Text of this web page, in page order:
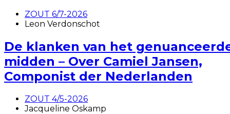
ZOUT 6/7-2026
Leon Verdonschot
De klanken van het
midden – Over Camiel Jansen,
Componist der Nederlanden
ZOUT 4/5-2026
Jacqueline Oskamp